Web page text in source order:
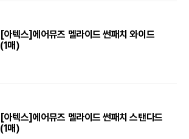
[아텍스]에어뮤즈 멜라이드 썬패치 와이드
(1매)
[아텍스]에어뮤즈 멜라이드 썬패치 스탠다드
(1매)